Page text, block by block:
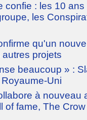
confie : les 10
les
qu'un
projets
beaucoup » :
Uni
à nouveau
of fame, The